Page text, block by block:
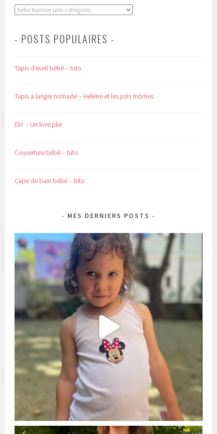
Catégories
- POSTS POPULAIRES -
Tapis d’éveil bébé – tuto
Tapis à langer nomade – Hélène et les jolis mômes
DIY – Un livre plié
Couverture bébé – tuto
Cape de bain bébé – tuto
MES DERNIERS POSTS